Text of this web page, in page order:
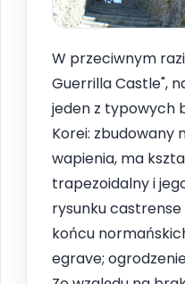
W przeciwnym
Guerrilla Castle",
jeden z typowych
Korei: zbudowany
wapienia, ma
trapezoidalny i
rysunku
końcu
egrave;